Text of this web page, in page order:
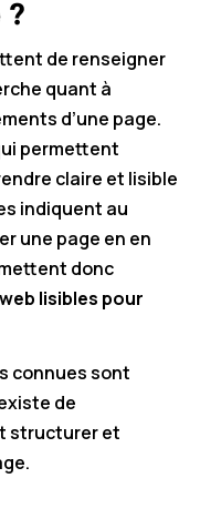
?
de renseigner
quant à
d’une page.
permettent
claire et lisible
indiquent au
une page en en
donc
lisibles pour
connues sont
de
structurer et